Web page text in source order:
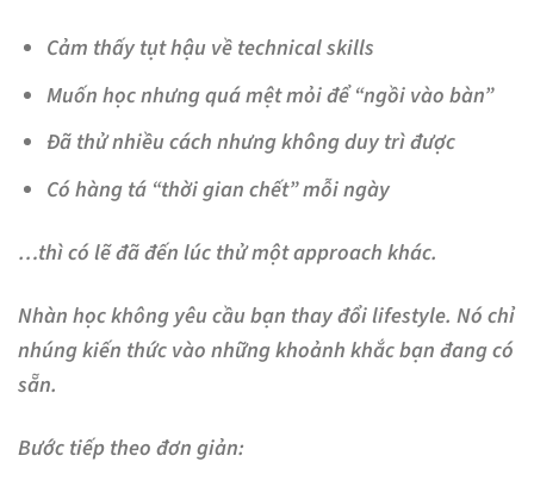
Cảm thấy tụt hậu về technical skills
Muốn học nhưng quá mệt mỏi để “ngồi vào bàn”
Đã thử nhiều cách nhưng không duy trì được
Có hàng tá “thời gian chết” mỗi ngày
…thì có lẽ đã đến lúc thử một approach khác.
Nhàn học không yêu cầu bạn thay đổi lifestyle. Nó chỉ
nhúng kiến thức vào những khoảnh khắc bạn đang có
sẵn.
Bước tiếp theo đơn giản: